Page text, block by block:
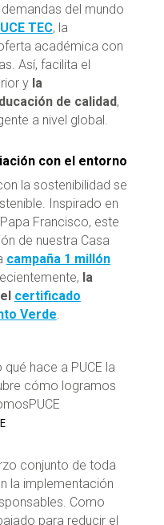
del mundo
TEC, la
académica con
Así, facilita el
yla
de calidad,
a nivel global.
con el entorno
la sostenibilidad se
Inspirado en
Francisco, este
de nuestra Casa
campaña 1 millón
la
certificado
Verde.
hace a PUCE la
cómo logramos
conjunto de toda
la implementación
Como
para reducir el